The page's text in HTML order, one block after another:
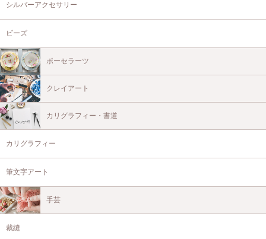
シルバーアクセサリー
ビーズ
ポーセラーツ
クレイアート
カリグラフィー・書道
カリグラフィー
筆文字アート
手芸
裁縫